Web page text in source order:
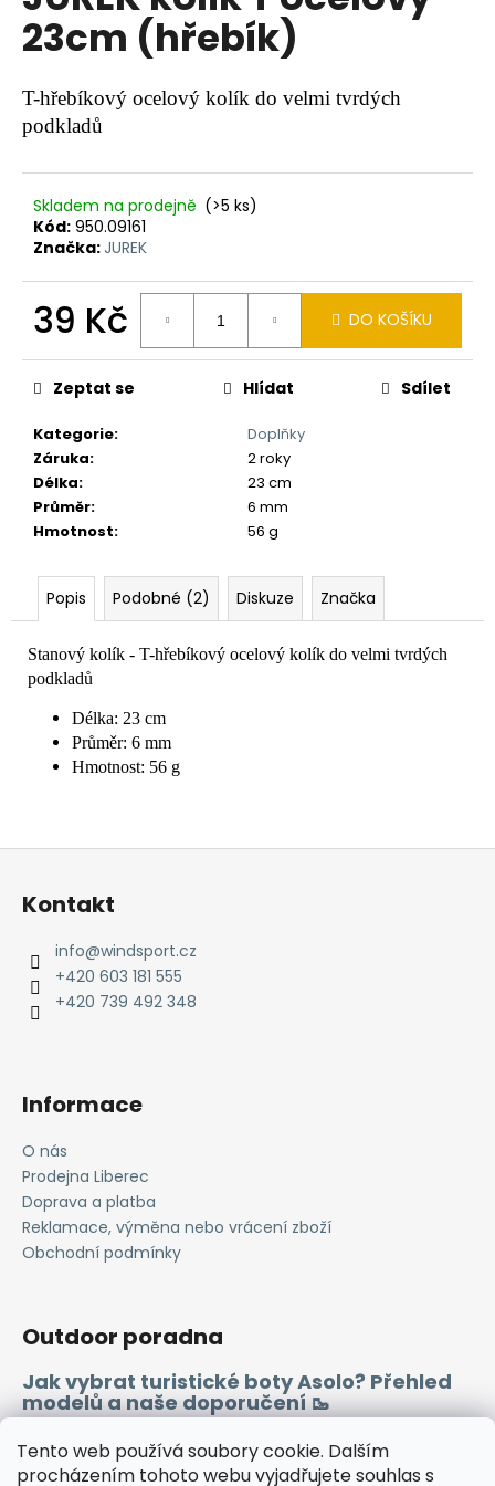
Tento web používá soubory cookie. Dalším
procházením tohoto webu vyjadřujete souhlas s
0,0
z
hvězdiček.
23cm (hřebík)
T-hřebíkový ocelový kolík do velmi tvrdých
podkladů
Skladem na prodejně (>5 ks)
Kód: 950.09161
Značka:JUREK
39 Kč
cena:
DO KOŠÍKU
Kategorie:
Doplňky
Záruka:
2 roky
Délka:
23 cm
Průměr:
6 mm
Hmotnost: 56 g
Zeptat se Hlídat Sdílet
Popis Podobné (2) Diskuze Značka
Stanový kolík - T-hřebíkový ocelový kolík do velmi tvrdých
podkladů
Délka: 23 cm
Průměr: 6 mm
Hmotnost: 56 g
a
j
í
t
?
D
o
p
o
u
č
u
e
Z
Kontakt
info@windsport.cz
+420 603 181 555
+420 739 492 348
Informace
O nás
Prodejna Liberec
Doprava a platba
Reklamace, výměna nebo vrácení zboží
Obchodní podmínky
Outdoor poradna
Jak vybrat turistické boty Asolo? Přehled
modelů a naše doporučení 🥾